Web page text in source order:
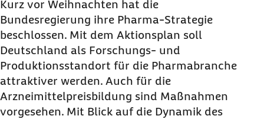
Kurz vor Weihnachten hat die
Bundesregierung ihre Pharma-Strategie
beschlossen. Mit dem Aktionsplan soll
Deutschland als Forschungs- und
Produktionsstandort für die Pharmabranche
attraktiver werden. Auch für die
Arzneimittelpreisbildung sind Maßnahmen
vorgesehen. Mit Blick auf die Dynamik des